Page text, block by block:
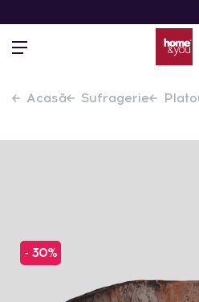
Acasă Sufragerie
- 30%